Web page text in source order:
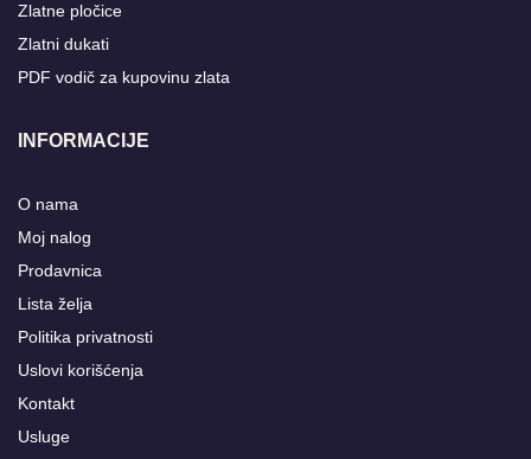
Zlatne pločice
Zlatni dukati
PDF vodič za kupovinu zlata
INFORMACIJE
O nama
Moj nalog
Prodavnica
Lista želja
Politika privatnosti
Uslovi korišćenja
Kontakt
Usluge